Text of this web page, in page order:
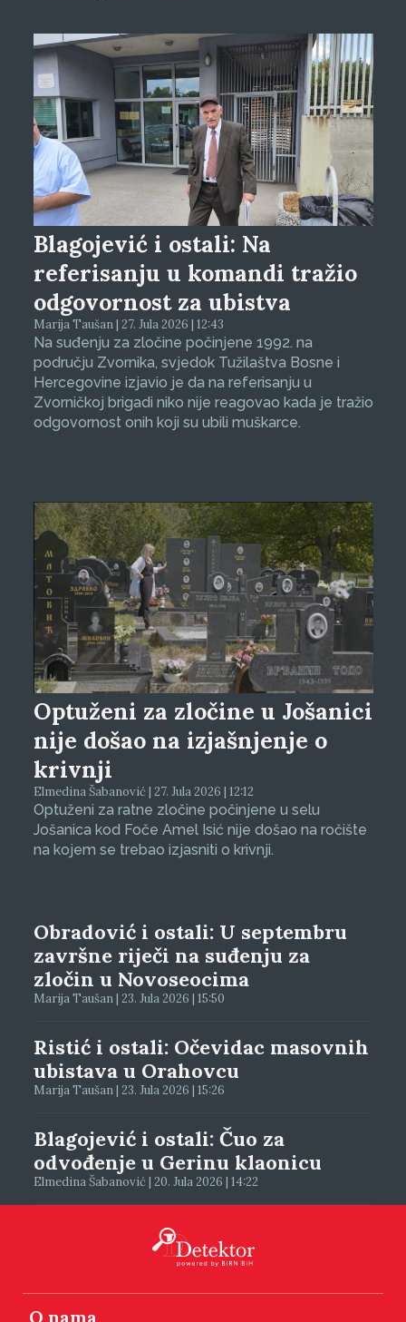
Blagojević i ostali: Na
referisanju u komandi tražio
odgovornost za ubistva
Marija Taušan | 27. Jula 2026 | 12:43
Na suđenju za zločine počinjene 1992. na
području Zvornika, svjedok Tužilaštva Bosne i
Hercegovine izjavio je da na referisanju u
Zvorničkoj brigadi niko nije reagovao kada je tražio
odgovornost onih koji su ubili muškarce.
Optuženi za zločine u Jošanici
nije došao na izjašnjenje o
krivnji
Elmedina Šabanović | 27. Jula 2026 | 12:12
Optuženi za ratne zločine počinjene u selu
Jošanica kod Foče Amel Isić nije došao na ročište
na kojem se trebao izjasniti o krivnji.
Obradović i ostali: U septembru
završne riječi na suđenju za
zločin u Novoseocima
Marija Taušan | 23. Jula 2026 | 15:50
Ristić i ostali: Očevidac masovnih
ubistava u Orahovcu
Marija Taušan | 23. Jula 2026 | 15:26
Blagojević i ostali: Čuo za
odvođenje u Gerinu klaonicu
Elmedina Šabanović | 20. Jula 2026 | 14:22
O nama